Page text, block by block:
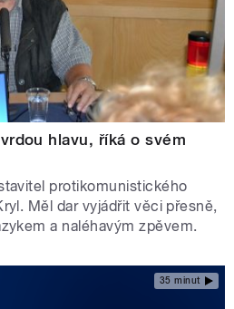
hlavu, říká o svém
protikomunistického
Měl dar vyjádřit věci přesně,
a naléhavým zpěvem.
35 minut